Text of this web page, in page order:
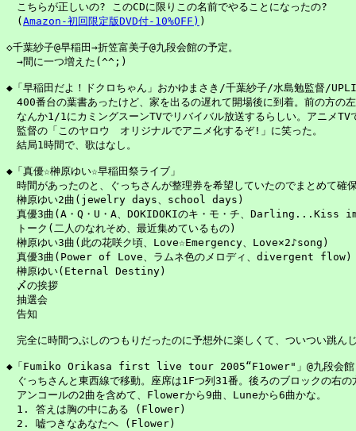
こちらが正しいの? このCDに限りこの名前でやることになったの?
( Amazon-初回限定版DVD付-10%OFF) )
◇千葉紗子@早稲田→折笠富美子@九段会館の予定。
→間に一つ増えた(^^;)
◆「早稲田だよ！ドクロちゃん」おかゆまさき/千葉紗子/水島勉監督/
400番台の葉書あったけど、家を出るの遅れて開場後に到着。前の方の
なんか1/1にカミングスーンTVでリバイバル放送するらしい。アニメTV
監督の「このヤロウ　オリジナルでアニメ化するぞ!」に笑った。
結局1時間で、歌はなし。
◆「真優☆榊原ゆい☆早稲田祭ライブ」
時間があったのと、ぐっちさんが整理券を希望していたのでまとめて確
榊原ゆい2曲(jewelry days、school days)
真優3曲(A・Q・U・A、DOKIDOKIのキ・モ・チ、Darling...Kiss
トーク(二人のなれそめ、最近集めているもの)
榊原ゆい3曲(此の花咲ク頃、Love☆Emergency、Love×2♪song)
真優3曲(Power of Love、ラムネ色のメロディ、divergent flow)
榊原ゆい(Eternal Destiny)
〆の挨拶
抽選会
告知
完全に時間つぶしのつもりだったのに予想外に楽しくて、ついつい跳ん
◆「Fumiko Orikasa first live tour 2005“F1ower"」@九段会館
ぐっちさんと東西線で移動。座席は1Fつ列31番。後ろのブロックの右の
アンコールの2曲を含めて、Flowerから9曲、Luneから6曲かな。
1. 答えは胸の中にある (Flower)
2. 嘘つきなあなたへ (Flower)